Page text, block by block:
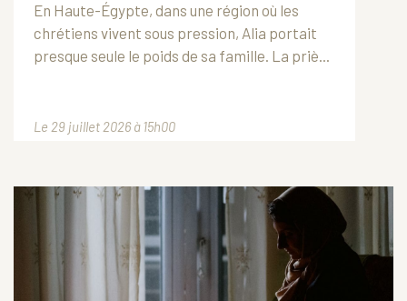
En Haute-Égypte, dans une région où les
chrétiens vivent sous pression, Alia portait
presque seule le poids de sa famille. La priè...
Le 29 juillet 2026 à 15h00